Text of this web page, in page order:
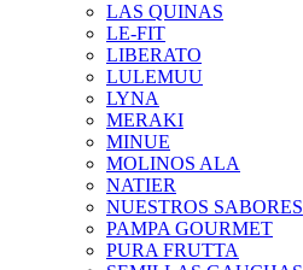
LAS QUINAS
LE-FIT
LIBERATO
LULEMUU
LYNA
MERAKI
MINUE
MOLINOS ALA
NATIER
NUESTROS SABORES
PAMPA GOURMET
PURA FRUTTA